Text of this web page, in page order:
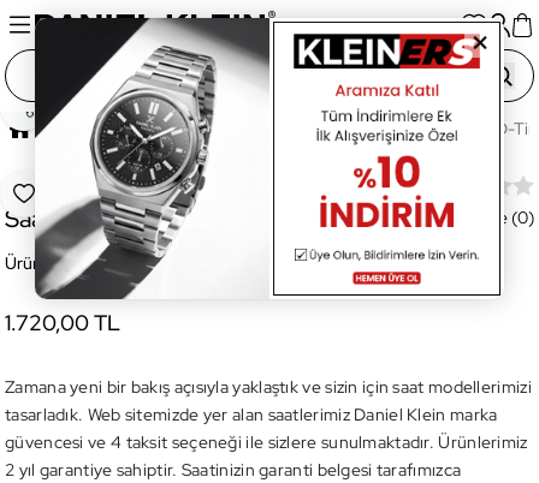
Ana Sayfa Saatler Erkek Saat DK013198C-06 D-
Favoriye Ekle
Paylaş
DK013198C-06 D-Time Erkek Kol
Saati
Ürün Kodu:DK013198C-06
Değerlendirme (0)
1.720,00 TL
Zamana yeni bir bakış açısıyla yaklaştık ve sizin için saat modellerimizi
tasarladık. Web sitemizde yer alan saatlerimiz Daniel Klein marka
güvencesi ve 4 taksit seçeneği ile sizlere sunulmaktadır. Ürünlerimiz
2 yıl garantiye sahiptir. Saatinizin garanti belgesi tarafımızca